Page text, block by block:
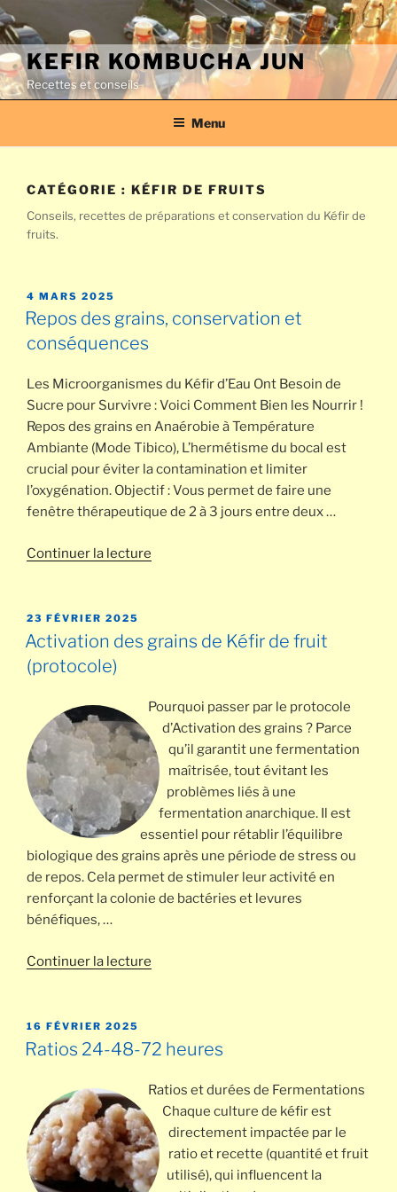
Aller
au
contenu
principalKEFIR KOMBUCHA JUN
Recettes et conseils
Menu
CATÉGORIE : KÉFIR DE FRUITS
Conseils, recettes de préparations et conservation du Kéfir de
fruits.
PUBLIÉ
LE
4 MARS 2025
Repos des grains, conservation et
conséquences
Les Microorganismes du Kéfir d’Eau Ont Besoin de
Sucre pour Survivre : Voici Comment Bien les Nourrir !
Repos des grains en Anaérobie à Température
Ambiante (Mode Tibico), L’hermétisme du bocal est
crucial pour éviter la contamination et limiter
l’oxygénation. Objectif : Vous permet de faire une
fenêtre thérapeutique de 2 à 3 jours entre deux …
Continuer la lecture
conservation
PUBLIÉ
LE
23 FÉVRIER 2025
Activation des grains de Kéfir de fruit
(protocole)
Pourquoi passer par le protocole
d’Activation des grains ? Parce
qu’il garantit une fermentation
maîtrisée, tout évitant les
problèmes liés à une
fermentation anarchique. Il est
essentiel pour rétablir l’équilibre
biologique des grains après une période de stress ou
de repos. Cela permet de stimuler leur activité en
renforçant la colonie de bactéries et levures
bénéfiques, …
Continuer la lecture
de
de
fruit
(protocole) »
PUBLIÉ
LE
16 FÉVRIER 2025
Ratios 24-48-72 heures
Ratios et durées de Fermentations
Chaque culture de kéfir est
directement impactée par le
ratio et recette (quantité et fruit
utilisé), qui influencent la